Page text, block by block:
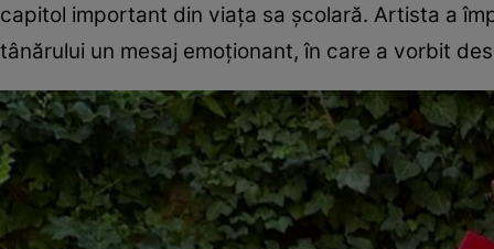
capitol important din viața sa școlară. Artista a
tânărului un mesaj emoționant, în care a vorbit